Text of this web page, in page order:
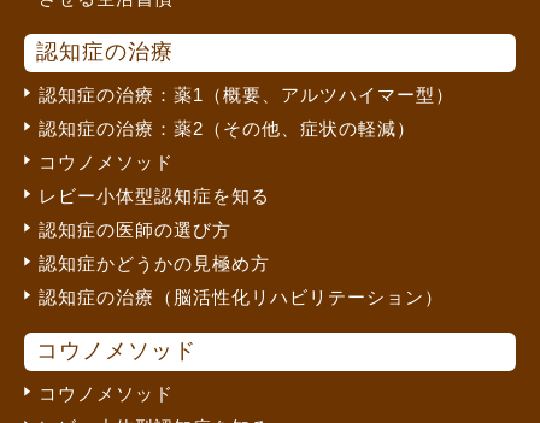
認知症の治療
認知症の治療：薬1（概要、アルツハイマー型）
認知症の治療：薬2（その他、症状の軽減）
コウノメソッド
レビー小体型認知症を知る
認知症の医師の選び方
認知症かどうかの見極め方
認知症の治療（脳活性化リハビリテーション）
コウノメソッド
コウノメソッド